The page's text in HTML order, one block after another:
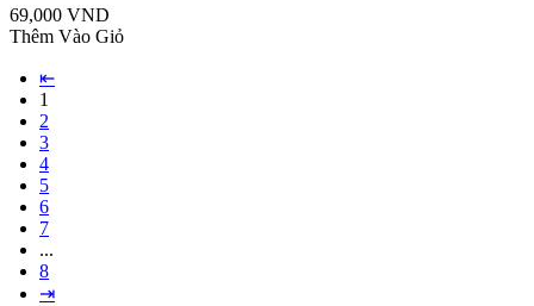
69,000 VND
Thêm Vào Giỏ
⇤
1
2
3
4
5
6
7
...
8
⇥